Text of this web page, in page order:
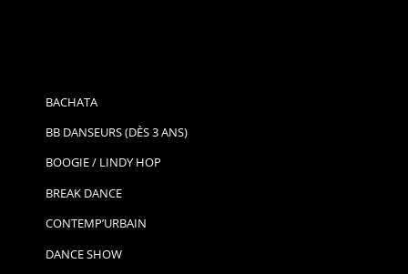
BACHATA
BB DANSEURS (DÈS 3 ANS)
BOOGIE / LINDY HOP
BREAK DANCE
CONTEMP’URBAIN
DANCE SHOW